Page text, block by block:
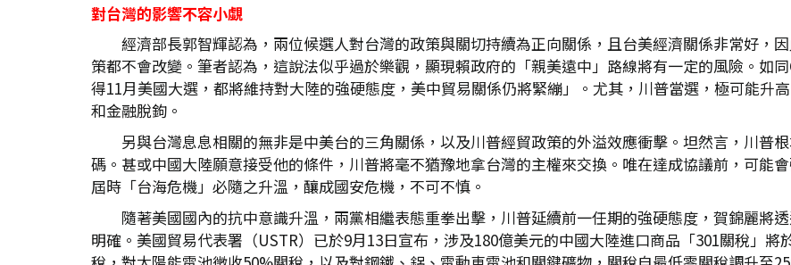
對台灣的影響不容小覷
經濟部長郭智輝認為，兩位候選人對台灣的政策與關切持續為正向關係，且台美經濟關係非常好，
策都不會改變。筆者認為，這說法似乎過於樂觀，顯現賴政府的「親美遠中」路線將有一定的風險。如
得11月美國大選，都將維持對大陸的強硬態度，美中貿易關係仍將緊繃」。尤其，川普當選，極可能升
和金融脫鉤。
另與台灣息息相關的無非是中美台的三角關係，以及川普經貿政策的外溢效應衝擊。坦然言，川普
碼。甚或中國大陸願意接受他的條件，川普將毫不猶豫地拿台灣的主權來交換。唯在達成協議前，可能
屆時「台海危機」必隨之升溫，釀成國安危機，不可不慎。
隨著美國國內的抗中意識升溫，兩黨相繼表態重拳出擊，川普延續前一任期的強硬態度，賀錦麗將
明確。美國貿易代表署（USTR）已於9月13日宣布，涉及180億美元的中國大陸進口商品「301關稅」